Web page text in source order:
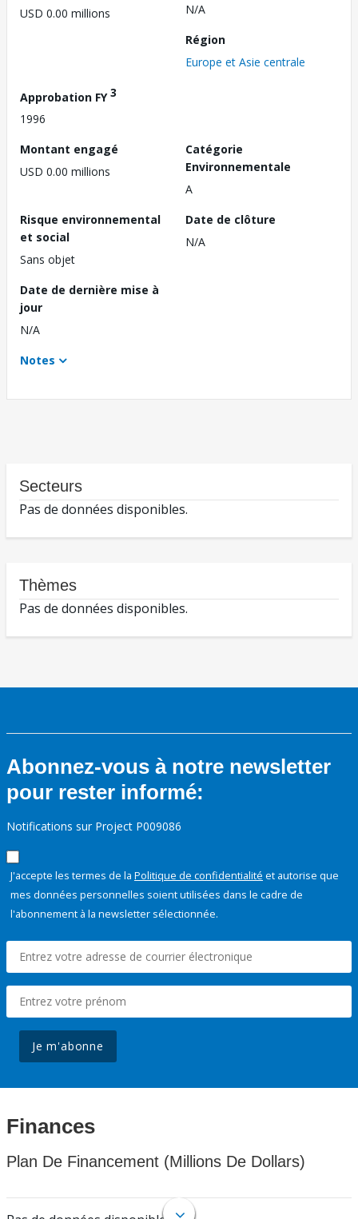
USD 0.00 millions
N/A
Région
Europe et Asie centrale
Approbation FY3
1996
Montant engagé
USD 0.00 millions
Catégorie
Environnementale
A
Risque environnemental
et social
Sans objet
Date de clôture
N/A
Date de dernière mise à
jour
N/A
Notes
Secteurs
Pas de données disponibles.
Thèmes
Pas de données disponibles.
Abonnez-vous à notre newsletter
pour rester informé:
Notifications sur Project P009086
J'accepte les termes de la Politique de confidentialité et autorise que
mes données personnelles soient utilisées dans le cadre de
l'abonnement à la newsletter sélectionnée.
Je m'abonne
Finances
Plan De Financement (Millions De Dollars)